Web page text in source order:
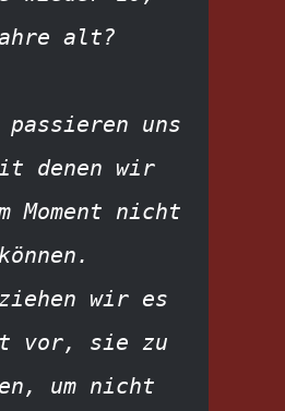
alt?
passieren uns
denen wir
Moment nicht
wir es
vor, sie zu
um nicht